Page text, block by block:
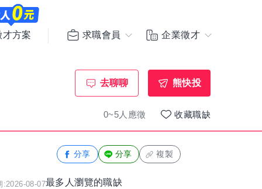
才方案 求職會員 企業徵才
去聊聊 熊快投
0~5人應徵 收藏職缺
:2026-08-07
分享 分享 複製
最多人瀏覽的職缺